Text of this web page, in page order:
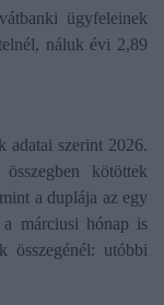
ügyfeleinek
náluk évi 2,89
adatai szerint 2026.
kötöttek
a duplája az egy
márciusi hónap is
összegénél: utóbbi